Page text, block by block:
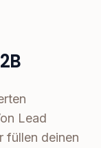
Lead
füllen deinen